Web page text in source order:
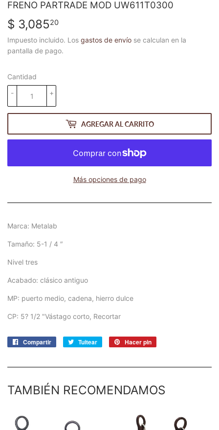
FRENO PARTRADE MOD UW611T0300
$ 3,08520
3,085.20
Impuesto incluido. Los gastos de envío se calculan en la
pantalla de pago.
Cantidad
+
-
AGREGAR AL CARRITO
Más opciones de pago
Marca: Metalab
Tamaño: 5-1 / 4 ″
Nivel tres
Acabado: clásico antiguo
MP: puerto medio, cadena, hierro dulce
CP: 5? 1/2 "Vástago corto, Recortar
Compartir
CompartirTuitear
Tuitear Hacer pin
TAMBIÉN RECOMENDAMOS